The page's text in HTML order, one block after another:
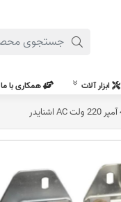
ابزار آلات همکاری با ما